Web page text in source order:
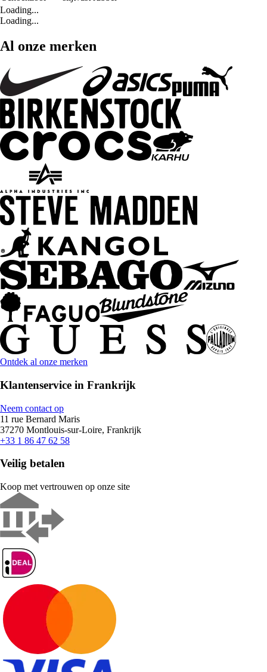
Loading...
Loading...
Al onze merken
Ontdek al onze merken
Klantenservice in Frankrijk
Neem contact op
11 rue Bernard Maris
37270 Montlouis-sur-Loire, Frankrijk
+33 1 86 47 62 58
Veilig betalen
Koop met vertrouwen op onze site